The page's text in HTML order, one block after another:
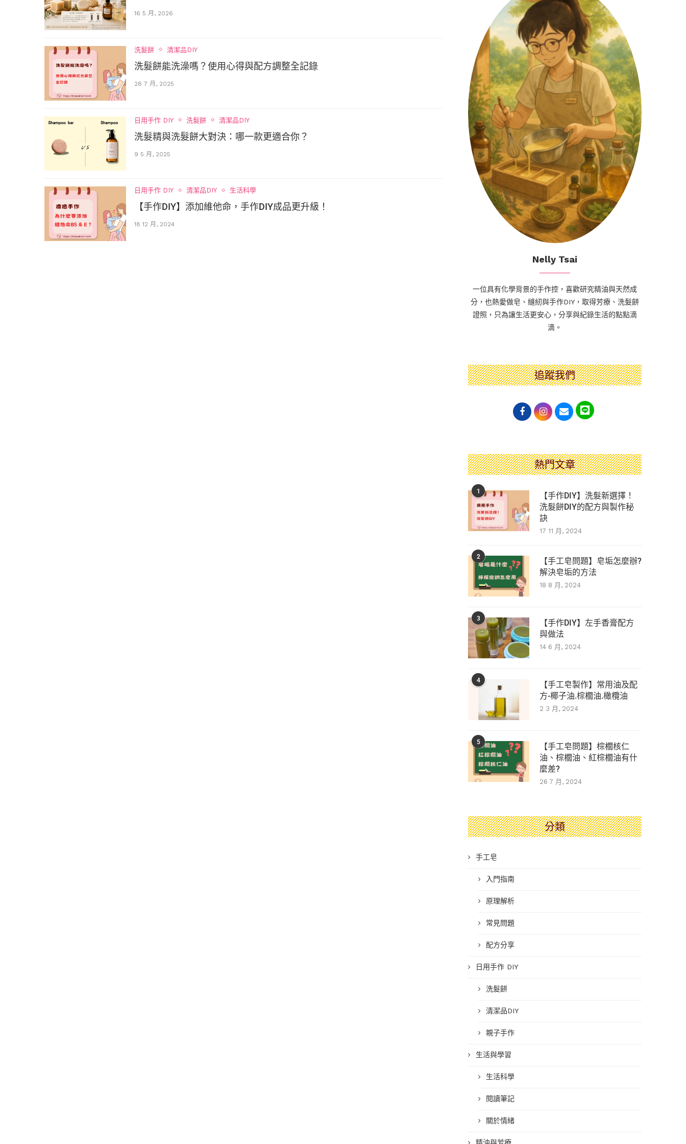
16 5 月, 2026
洗髮餅 清潔品DIY
洗髮餅能洗澡嗎？使用心得與配方調整全記錄
28 7 月, 2025
日用手作 DIY 洗髮餅 清潔品DIY
洗髮精與洗髮餅大對決：哪一款更適合你？
9 5 月, 2025
日用手作 DIY 清潔品DIY 生活科學
【手作DIY】添加維他命，手作DIY成品更升級！
18 12 月, 2024
Nelly Tsai
一位具有化學背景的手作控，喜歡研究精油與天然成
分，也熱愛做皂、縫紉與手作DIY，取得芳療、洗髮餅
證照，只為讓生活更安心，分享與紀錄生活的點點滴
滴。
追蹤我們
熱門文章
1
【手作DIY】洗髮新選擇！
洗髮餅DIY的配方與製作秘
訣
17 11 月, 2024
2
【手工皂問題】皂垢怎麼辦?
解決皂垢的方法
18 8 月, 2024
3
【手作DIY】左手香膏配方
與做法
14 6 月, 2024
4
【手工皂製作】常用油及配
方-椰子油.棕櫚油.橄欖油
2 3 月, 2024
5
【手工皂問題】棕櫚核仁
油、棕櫚油、紅棕櫚油有什
麼差?
26 7 月, 2024
分類
手工皂
入門指南
原理解析
常見問題
配方分享
日用手作 DIY
洗髮餅
清潔品DIY
親子手作
生活與學習
生活科學
閱讀筆記
關於情緒